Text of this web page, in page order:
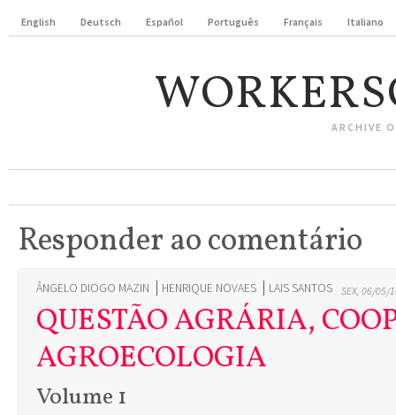
English Deutsch Español Português Français Italiano
ARCHIVE
Responder ao comentário
ÂNGELO DIOGO MAZIN HENRIQUE NOVAES LAIS SANTOS SEX, 06/05/
QUESTÃO AGRÁRIA,
AGROECOLOGIA
Volume 1